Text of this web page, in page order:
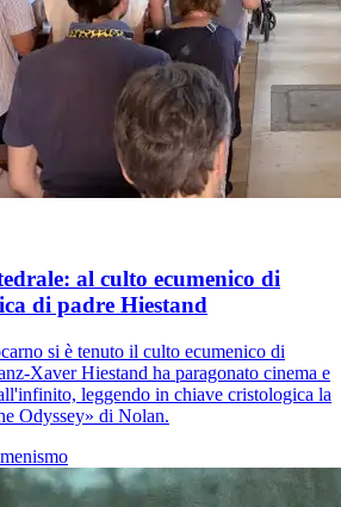
al culto ecumenico di
di padre Hiestand
si è tenuto il culto ecumenico di
Xaver Hiestand ha paragonato cinema e
leggendo in chiave cristologica la
Odyssey» di Nolan.